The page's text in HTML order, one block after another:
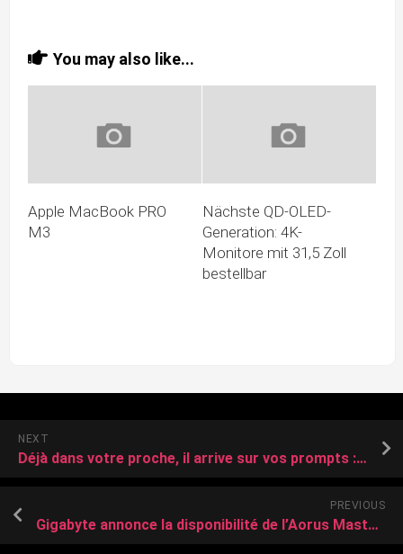
You may also like...
Apple MacBook PRO
M3
Nächste QD-OLED-
Generation: 4K-
Monitore mit 31,5 Zoll
bestellbar
NEXT
Déjà dans votre proche, il arrive sur vos prompts : Qualcomm se convertit progressivement à l’IA et vendrait des millions de puces au propriétaire de TikTok
PREVIOUS
Gigabyte annonce la disponibilité de l’Aorus Master 16